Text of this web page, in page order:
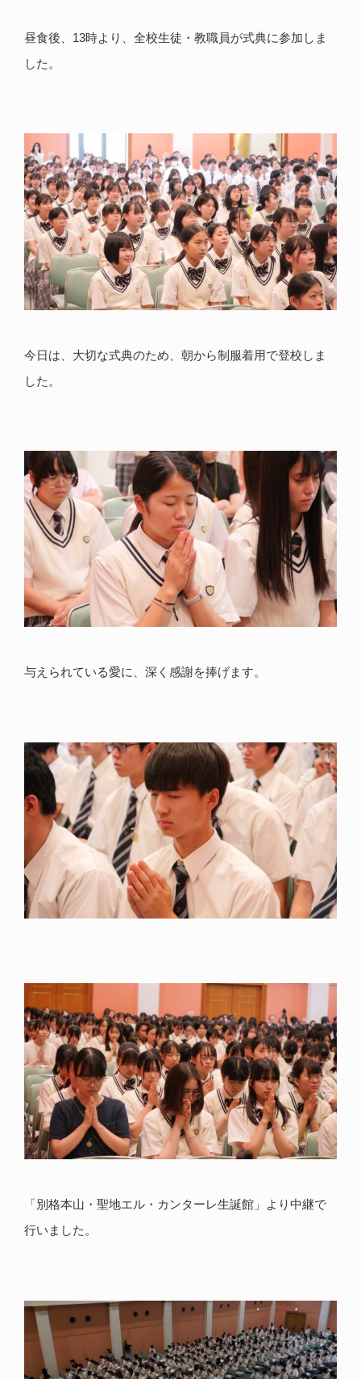
昼食後、13時より、全校生徒・教職員が式典に参加しま
した。
今日は、大切な式典のため、朝から制服着用で登校しま
した。
与えられている愛に、深く感謝を捧げます。
「別格本山・聖地エル・カンターレ生誕館」より中継で
行いました。